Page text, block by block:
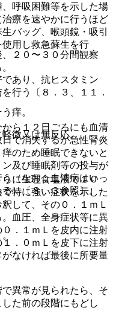
呼吸困難等を示した場
療を速やかに行うほど
バッグ、喉頭鏡・吸引
用し救急蘇生を行
あり、抗ヒスタミン
行う〔８．３、１１．
ら１２日ごろにも血清
で消失するが急性腎炎
のため睡眠できないと
及び睡眠剤等の投与が
（なお、血清病はいっ
）〔８．３参照〕。
２０〜３０分間観察
痒。
微又は無反応。
に生理食塩液で１０
特に強い症状を示した
して、その０．１ｍＬ
血圧、全身症状等に異
．１ｍＬを皮内に注射
．０ｍＬを皮下に注射
なければ最後に所要量
異常が見られたら、そ
た前の段階にもどし